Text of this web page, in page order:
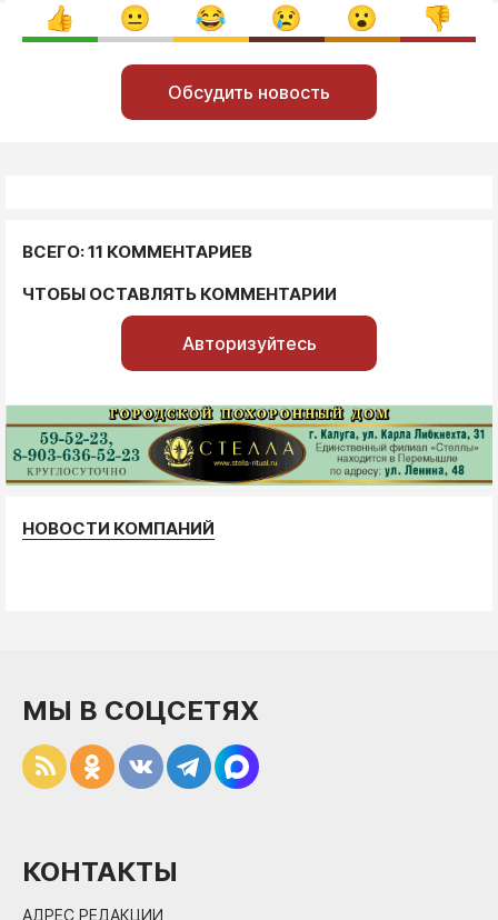
Обсудить новость
ВСЕГО: 11 КОММЕНТАРИЕВ
ЧТОБЫ ОСТАВЛЯТЬ КОММЕНТАРИИ
Авторизуйтесь
НОВОСТИ КОМПАНИЙ
МЫ В СОЦСЕТЯХ
КОНТАКТЫ
АДРЕС РЕДАКЦИИ